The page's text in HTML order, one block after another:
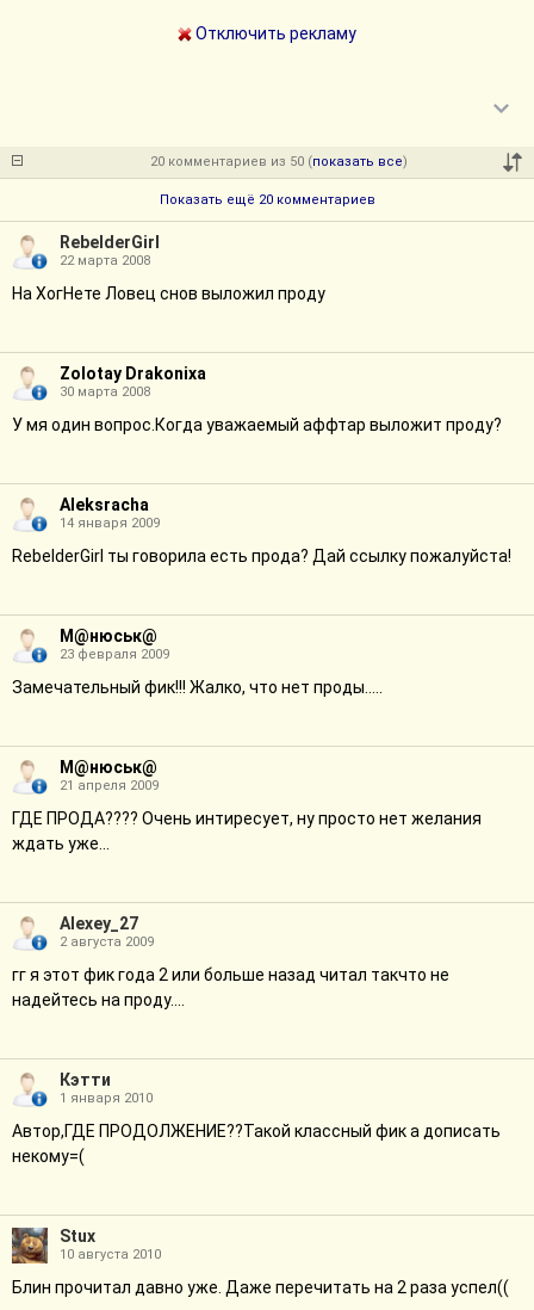
Отключить рекламу
20 комментариев из 50 (показать все)
Показать ещё 20 комментариев
RebelderGirl
22 марта 2008
На ХогНете Ловец снов выложил проду
Zolotay Drakonixa
30 марта 2008
У мя один вопрос.Когда уважаемый аффтар выложит проду?
Aleksracha
14 января 2009
RebelderGirl ты говорила есть прода? Дай ссылку пожалуйста!
М@нюськ@
23 февраля 2009
Замечательный фик!!! Жалко, что нет проды.....
М@нюськ@
21 апреля 2009
ГДЕ ПРОДА???? Очень интиресует, ну просто нет желания
ждать уже...
Alexey_27
2 августа 2009
гг я этот фик года 2 или больше назад читал такчто не
надейтесь на проду....
Кэтти
1 января 2010
Автор,ГДЕ ПРОДОЛЖЕНИЕ??Такой классный фик а дописать
некому=(
Stux
10 августа 2010
Блин прочитал давно уже. Даже перечитать на 2 раза успел((